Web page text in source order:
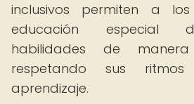
inclusivos permiten a
educación especial
habilidades de manera
respetando sus
aprendizaje.